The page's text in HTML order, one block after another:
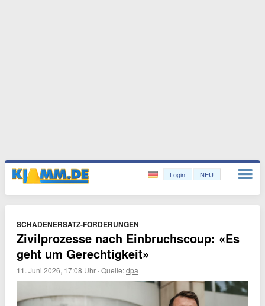
Login NEU
SCHADENERSATZ-FORDERUNGEN
Zivilprozesse nach Einbruchscoup: «Es
geht um Gerechtigkeit»
11. Juni 2026, 17:08 Uhr ·Quelle:dpa